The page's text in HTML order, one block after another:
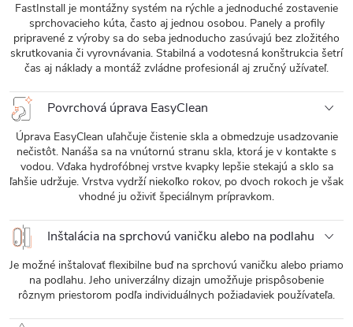
FastInstall je montážny systém na rýchle a jednoduché zostavenie
sprchovacieho kúta, často aj jednou osobou. Panely a profily
pripravené z výroby sa do seba jednoducho zasúvajú bez zložitého
skrutkovania či vyrovnávania. Stabilná a vodotesná konštrukcia šetrí
čas aj náklady a montáž zvládne profesionál aj zručný užívateľ.
Povrchová úprava EasyClean
Úprava EasyClean uľahčuje čistenie skla a obmedzuje usadzovanie
nečistôt. Nanáša sa na vnútornú stranu skla, ktorá je v kontakte s
vodou. Vďaka hydrofóbnej vrstve kvapky lepšie stekajú a sklo sa
ľahšie udržuje. Vrstva vydrží niekoľko rokov, po dvoch rokoch je však
vhodné ju oživiť špeciálnym prípravkom.
Inštalácia na sprchovú vaničku alebo na podlahu
Je možné inštalovať flexibilne buď na sprchovú vaničku alebo priamo
na podlahu. Jeho univerzálny dizajn umožňuje prispôsobenie
rôznym priestorom podľa individuálnych požiadaviek používateľa.